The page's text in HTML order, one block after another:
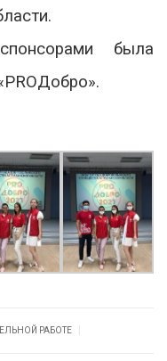
спонсорами
была
РАБОТЕ